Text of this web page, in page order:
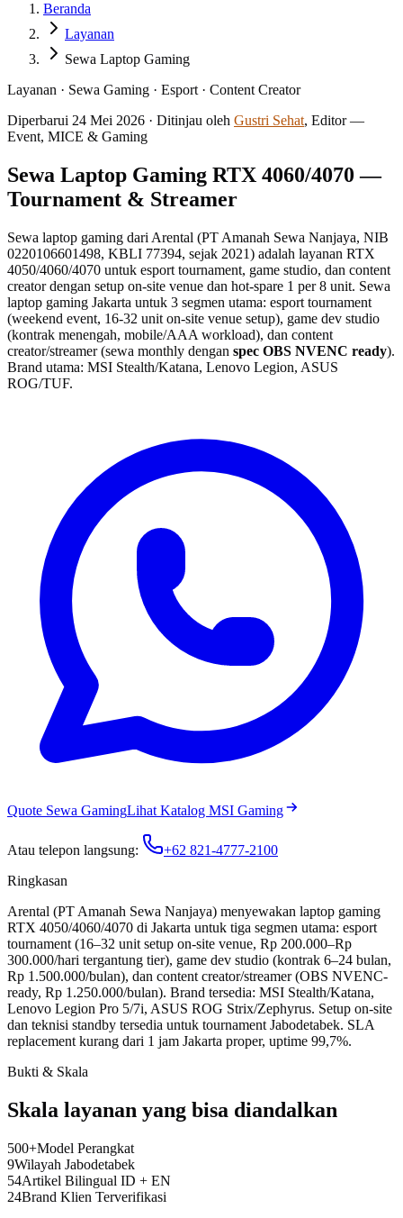
Beranda
Layanan
Sewa Laptop Gaming
Layanan · Sewa Gaming · Esport · Content Creator
Diperbarui 24 Mei 2026 · Ditinjau oleh Gustri Sehat, Editor —
Event, MICE & Gaming
Sewa Laptop Gaming RTX 4060/4070 —
Tournament & Streamer
Sewa laptop gaming dari Arental (PT Amanah Sewa Nanjaya, NIB
0220106601498, KBLI 77394, sejak 2021) adalah layanan RTX
4050/4060/4070 untuk esport tournament, game studio, dan content
creator dengan setup on-site venue dan hot-spare 1 per 8 unit. Sewa
laptop gaming Jakarta untuk 3 segmen utama: esport tournament
(weekend event, 16-32 unit on-site venue setup), game dev studio
(kontrak menengah, mobile/AAA workload), dan content
creator/streamer (sewa monthly dengan spec OBS NVENC ready).
Brand utama: MSI Stealth/Katana, Lenovo Legion, ASUS
ROG/TUF.
Quote Sewa GamingLihat Katalog MSI Gaming
Atau telepon langsung:
+62 821-4777-2100
Ringkasan
Arental (PT Amanah Sewa Nanjaya) menyewakan laptop gaming
RTX 4050/4060/4070 di Jakarta untuk tiga segmen utama: esport
tournament (16–32 unit setup on-site venue, Rp 200.000–Rp
300.000/hari tergantung tier), game dev studio (kontrak 6–24 bulan,
Rp 1.500.000/bulan), dan content creator/streamer (OBS NVENC-
ready, Rp 1.250.000/bulan). Brand tersedia: MSI Stealth/Katana,
Lenovo Legion Pro 5/7i, ASUS ROG Strix/Zephyrus. Setup on-site
dan teknisi standby tersedia untuk tournament Jabodetabek. SLA
replacement kurang dari 1 jam Jakarta proper, uptime 99,7%.
Bukti & Skala
Skala layanan yang bisa diandalkan
500+Model Perangkat
9Wilayah Jabodetabek
54Artikel Bilingual ID + EN
24Brand Klien Terverifikasi